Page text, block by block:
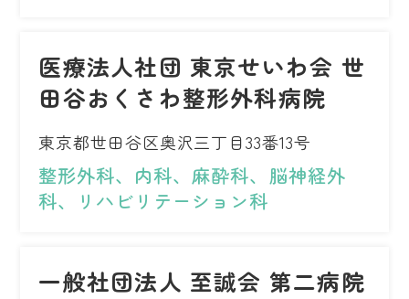
医療法人社団 東京せいわ会 世
田谷おくさわ整形外科病院
東京都世田谷区奥沢三丁目33番13号
整形外科、内科、麻酔科、脳神経外
科、リハビリテーション科
一般社団法人 至誠会 第二病院